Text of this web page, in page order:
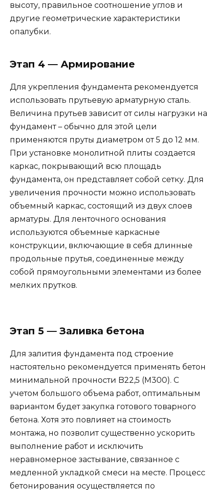
высоту, правильное соотношение углов и
другие геометрические характеристики
опалубки.
Этап 4 — Армирование
Для укрепления фундамента рекомендуется
использовать прутьевую арматурную сталь.
Величина прутьев зависит от силы нагрузки на
фундамент – обычно для этой цели
применяются пруты диаметром от 5 до 12 мм.
При установке монолитной плиты создается
каркас, покрывающий всю площадь
фундамента, он представляет собой сетку. Для
увеличения прочности можно использовать
объемный каркас, состоящий из двух слоев
арматуры. Для ленточного основания
используются объемные каркасные
конструкции, включающие в себя длинные
продольные прутья, соединенные между
собой прямоугольными элементами из более
мелких прутков.
Этап 5 — Заливка бетона
Для залития фундамента под строение
настоятельно рекомендуется применять бетон
минимальной прочности B22,5 (М300). С
учетом большого объема работ, оптимальным
вариантом будет закупка готового товарного
бетона. Хотя это повлияет на стоимость
монтажа, но позволит существенно ускорить
выполнение работ и исключить
неравномерное застывание, связанное с
медленной укладкой смеси на месте. Процесс
бетонирования осуществляется по